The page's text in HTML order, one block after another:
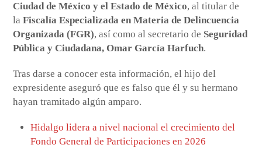
Ciudad de México y el Estado de México, al titular de
laFiscalía Especializada en Materia de Delincuencia
Organizada (FGR), así como al secretario de Seguridad
Pública y Ciudadana, Omar García Harfuch.
Tras darse a conocer esta información, el hijo del
expresidente aseguró que es falso que él y su hermano
hayan tramitado algún amparo.
Hidalgo lidera a nivel nacional el crecimiento del
Fondo General de Participaciones en 2026